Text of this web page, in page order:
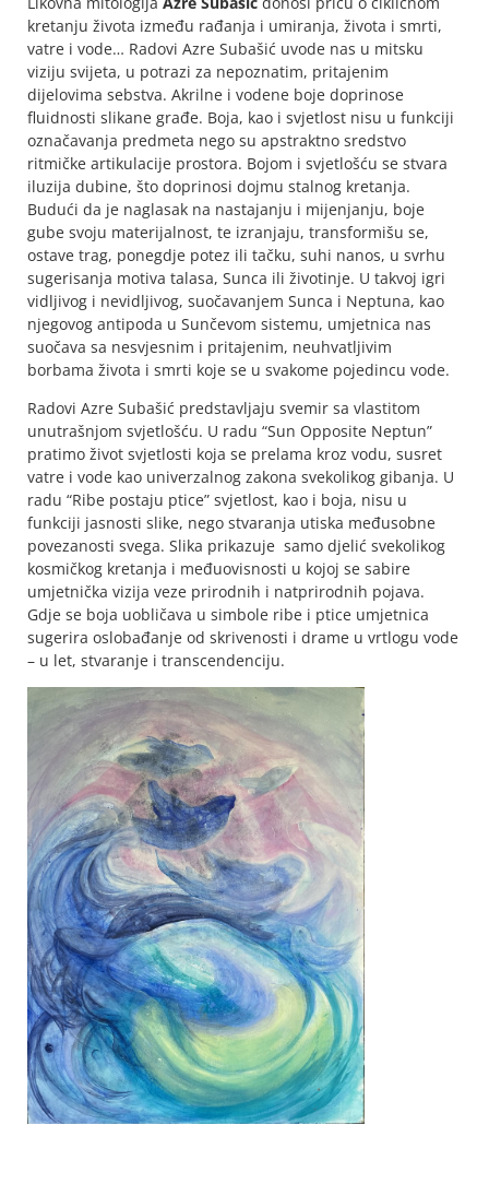
kretanju života između rađanja i umiranja, života i smrti,
vatre i vode… Radovi Azre Subašić uvode nas u mitsku
viziju svijeta, u potrazi za nepoznatim, pritajenim
dijelovima sebstva. Akrilne i vodene boje doprinose
fluidnosti slikane građe. Boja, kao i svjetlost nisu u funkciji
označavanja predmeta nego su apstraktno sredstvo
ritmičke artikulacije prostora. Bojom i svjetlošću se stvara
iluzija dubine, što doprinosi dojmu stalnog kretanja.
Budući da je naglasak na nastajanju i mijenjanju, boje
gube svoju materijalnost, te izranjaju, transformišu se,
ostave trag, ponegdje potez ili tačku, suhi nanos, u svrhu
sugerisanja motiva talasa, Sunca ili životinje. U takvoj igri
vidljivog i nevidljivog, suočavanjem Sunca i Neptuna, kao
njegovog antipoda u Sunčevom sistemu, umjetnica nas
suočava sa nesvjesnim i pritajenim, neuhvatljivim
borbama života i smrti koje se u svakome pojedincu vode.
Radovi Azre Subašić predstavljaju svemir sa vlastitom
unutrašnjom svjetlošću. U radu “Sun Opposite Neptun”
pratimo život svjetlosti koja se prelama kroz vodu, susret
vatre i vode kao univerzalnog zakona svekolikog gibanja. U
radu “Ribe postaju ptice” svjetlost, kao i boja, nisu u
funkciji jasnosti slike, nego stvaranja utiska međusobne
povezanosti svega. Slika prikazuje samo djelić svekolikog
kosmičkog kretanja i međuovisnosti u kojoj se sabire
umjetnička vizija veze prirodnih i natprirodnih pojava.
Gdje se boja uobličava u simbole ribe i ptice umjetnica
sugerira oslobađanje od skrivenosti i drame u vrtlogu vode
– u let, stvaranje i transcendenciju.